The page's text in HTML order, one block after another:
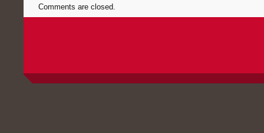
Comments are closed.